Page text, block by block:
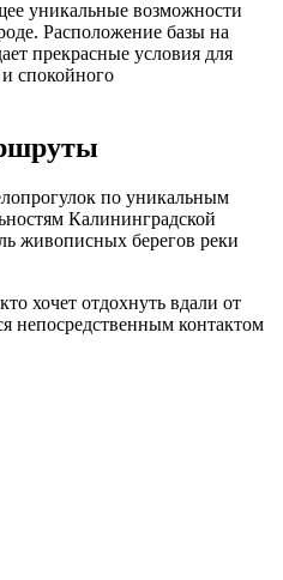
уникальные возможности
Расположение базы на
прекрасные условия для
спокойного
по уникальным
Калининградской
живописных берегов реки
хочет отдохнуть вдали от
непосредственным контактом